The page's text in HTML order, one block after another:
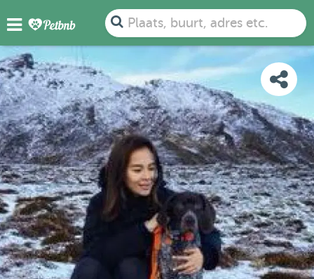
Plaats, buurt, adres etc.
FOTO'S BEOORDELINGEN KAART